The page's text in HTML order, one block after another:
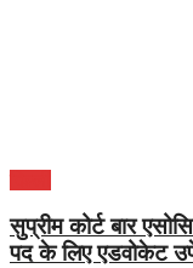
सुप्रीम कोर्ट बार
पद के लिए एडवोकेट